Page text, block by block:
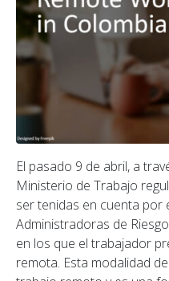
El pasado 9 de abril, a
Ministerio de Trabajo
ser tenidas en cuenta por
Administradoras de
en los que el trabajador
remota. Esta modalidad